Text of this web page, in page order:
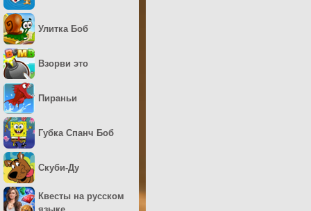
Улитка Боб
Взорви это
Пираньи
Губка Спанч Боб
Скуби-Ду
Квесты на русском
языке